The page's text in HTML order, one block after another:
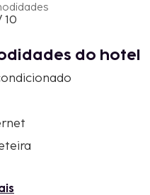
10
do hotel